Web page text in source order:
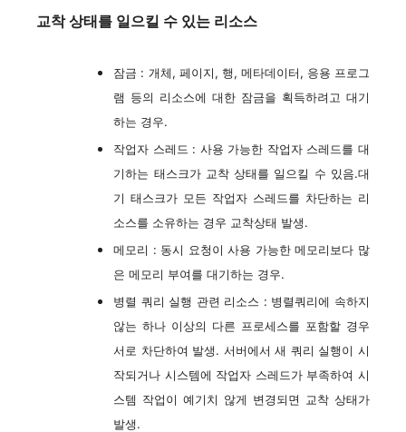
교착 상태를 일으킬 수 있는 리소스
잠금 : 개체, 페이지, 행, 메타데이터, 응용 프로그
램 등의 리소스에 대한 잠금을 획득하려고 대기
하는 경우.
작업자 스레드 : 사용 가능한 작업자 스레드를 대
기하는 태스크가 교착 상태를 일으킬 수 있음.대
기 태스크가 모든 작업자 스레드를 차단하는 리
소스를 소유하는 경우 교착상태 발생.
메모리 : 동시 요청이 사용 가능한 메모리보다 많
은 메모리 부여를 대기하는 경우.
병렬 쿼리 실행 관련 리소스 : 병렬쿼리에 속하지
않는 하나 이상의 다른 프로세스를 포함할 경우
서로 차단하여 발생. 서버에서 새 쿼리 실행이 시
작되거나 시스템에 작업자 스레드가 부족하여 시
스템 작업이 예기치 않게 변경되면 교착 상태가
발생.